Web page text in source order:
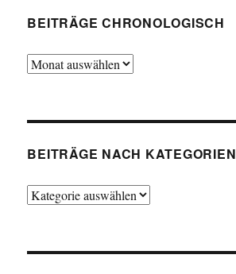
BEITRÄGE CHRONOLOGISCH
Beiträge
BEITRÄGE NACH KATEGORIEN
Beiträge